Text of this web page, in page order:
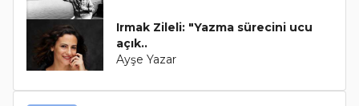
Irmak Zileli: "Yazma sürecini ucu
açık..
Ayşe Yazar